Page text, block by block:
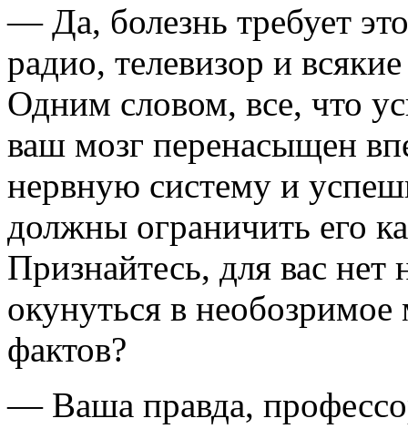
— Да, болезнь требует
радио, телевизор и
Одним словом, все, что
ваш мозг перенасыщен
нервную систему и
должны ограничить его
Признайтесь, для вас нет
окунуться в
фактов?
— Ваша правда,